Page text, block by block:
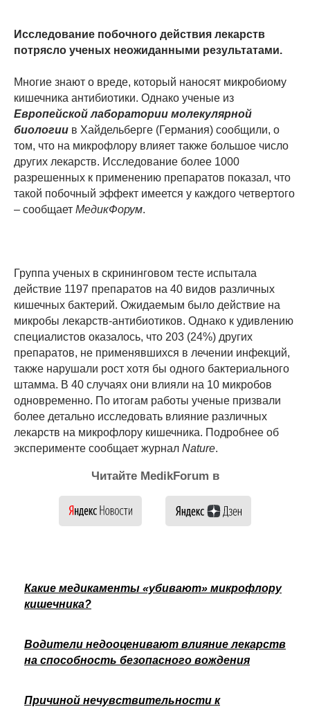
Исследование побочного действия лекарств
потрясло ученых неожиданными результатами.
Многие знают о вреде, который наносят микробиому
кишечника антибиотики. Однако ученые из
Европейской лаборатории молекулярной
биологии в Хайдельберге (Германия) сообщили, о
том, что на микрофлору влияет также большое число
других лекарств. Исследование более 1000
разрешенных к применению препаратов показал, что
такой побочный эффект имеется у каждого четвертого
– сообщает МедикФорум.
Группа ученых в скрининговом тесте испытала
действие 1197 препаратов на 40 видов различных
кишечных бактерий. Ожидаемым было действие на
микробы лекарств-антибиотиков. Однако к удивлению
специалистов оказалось, что 203 (24%) других
препаратов, не применявшихся в лечении инфекций,
также нарушали рост хотя бы одного бактериального
штамма. В 40 случаях они влияли на 10 микробов
одновременно. По итогам работы ученые призвали
более детально исследовать влияние различных
лекарств на микрофлору кишечника. Подробнее об
эксперименте сообщает журнал Nature.
Читайте MedikForum в
Какие медикаменты «убивают» микрофлору
кишечника?
Водители недооценивают влияние лекарств
на способность безопасного вождения
Причиной нечувствительности к